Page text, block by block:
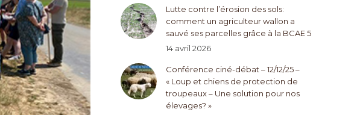
Lutte contre l’érosion des sols:
comment un agriculteur wallon a
sauvé ses parcelles grâce à la BCAE 5
14 avril 2026
Conférence ciné-débat – 12/12/25 –
« Loup et chiens de protection de
troupeaux – Une solution pour nos
élevages? »